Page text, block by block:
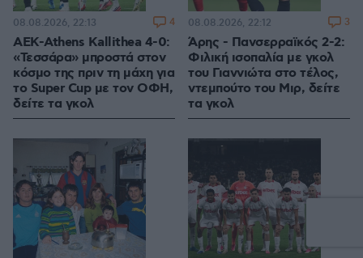
ΑΕΚ-Athens Kallithea 4-0:
«Τεσσάρα» μπροστά στον
κόσμο της πριν τη μάχη για
το Super Cup με τον ΟΦΗ,
δείτε τα γκολ
08.08.2026, 22:13 4
Άρης - Πανσερραϊκός 2-2:
Φιλική ισοπαλία με γκολ
του Γιαννιώτα στο τέλος,
ντεμπούτο του Μιρ, δείτε
τα γκολ
08.08.2026, 22:12 3